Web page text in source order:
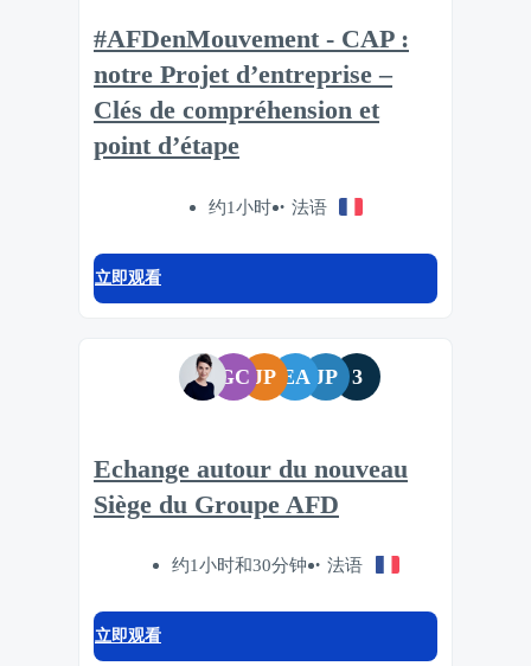
#AFDenMouvement - CAP :
notre Projet d’entreprise –
Clés de compréhension et
point d’étape
约1小时 法语
立即观看
GC JP EA JP 3
Echange autour du nouveau
Siège du Groupe AFD
约1小时和30分钟 法语
立即观看